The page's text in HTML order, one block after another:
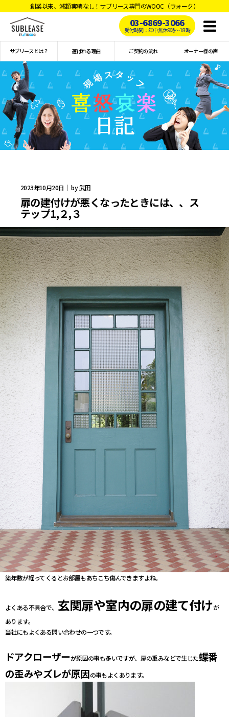
創業以来、減額実績なし！サブリース専門のWOOC（ウォーク）
03-6869-3066
受付時間：年中無休9時〜18時
サブリースとは？ 選ばれる理由 ご契約の流れ オーナー様の声
2023年10月20日｜ by 武田
扉の建付けが悪くなったときには、、ス
テップ1,２,３
築年数が経ってくるとお部屋もあちこち傷んできますよね。
よくある不具合で、 玄関扉や室内の扉の建て付けが
あります。
当社にもよくある問い合わせの一つです。
ドアクローザーが原因の事も多いですが、扉の重みなどで生じた蝶番
の歪みやズレが原因の事もよくあります。